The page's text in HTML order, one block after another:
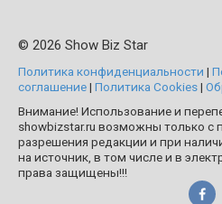
© 2026 Show Biz Star
Политика конфиденциальности |
соглашение| Политика Cookies|
Внимание! Использование и
showbizstar.ru возможны только с
разрешения редакции и при
на источник, в том числе и в
права защищены!!!